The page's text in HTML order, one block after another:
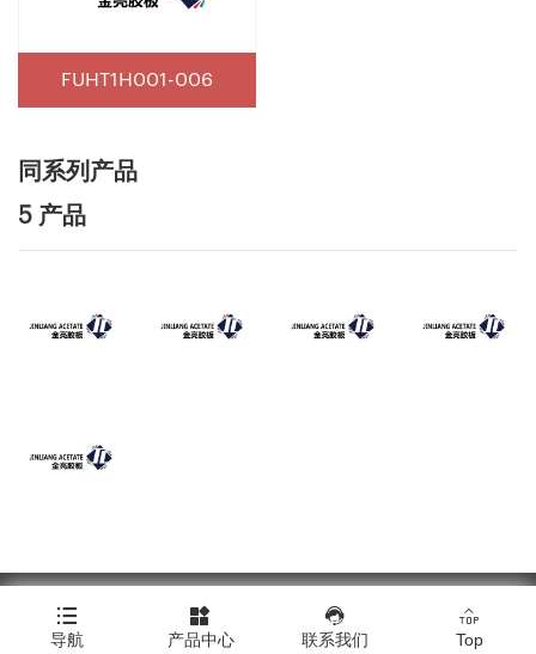
FUHT1H001-006
同系列产品
5 产品
Copyright © 浙江金亮塑料胶板有限公司
Click here to download all product images.|技术支持：橙树网络

导航

产品中心

联系我们

Top